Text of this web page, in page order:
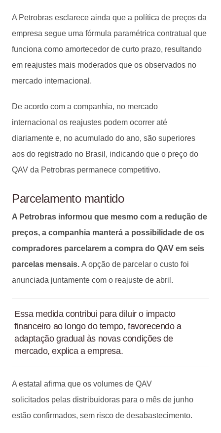
A Petrobras esclarece ainda que a política de preços da
empresa segue uma fórmula paramétrica contratual que
funciona como amortecedor de curto prazo, resultando
em reajustes mais moderados que os observados no
mercado internacional.
De acordo com a companhia, no mercado
internacional os reajustes podem ocorrer até
diariamente e, no acumulado do ano, são superiores
aos do registrado no Brasil, indicando que o preço do
QAV da Petrobras permanece competitivo.
Parcelamento mantido
A Petrobras informou que mesmo com a redução de
preços, a companhia manterá a possibilidade de os
compradores parcelarem a compra do QAV em seis
parcelas mensais. A opção de parcelar o custo foi
anunciada juntamente com o reajuste de abril.
Essa medida contribui para diluir o impacto
financeiro ao longo do tempo, favorecendo a
adaptação gradual às novas condições de
mercado, explica a empresa.
A estatal afirma que os volumes de QAV
solicitados pelas distribuidoras para o mês de junho
estão confirmados, sem risco de desabastecimento.